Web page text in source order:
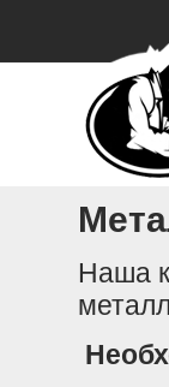
Наша